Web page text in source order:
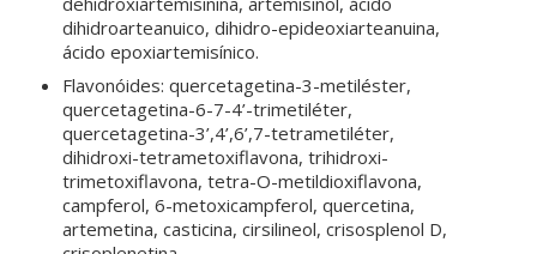
dihidroarteanuico, dihidro-epideoxiarteanuina,
ácido epoxiartemisínico.
Flavonóides: quercetagetina-3-metiléster,
quercetagetina-6-7-4’-trimetiléter,
quercetagetina-3’,4’,6’,7-tetrametiléter,
dihidroxi-tetrametoxiflavona, trihidroxi-
trimetoxiflavona, tetra-O-metildioxiflavona,
campferol, 6-metoxicampferol, quercetina,
artemetina, casticina, cirsilineol, crisosplenol D,